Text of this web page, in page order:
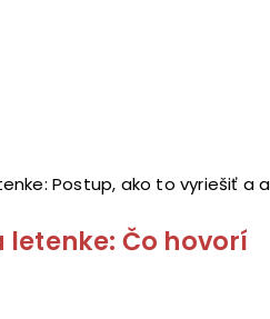
Postup, ako to vyriešiť a
letenke: Čo hovorí